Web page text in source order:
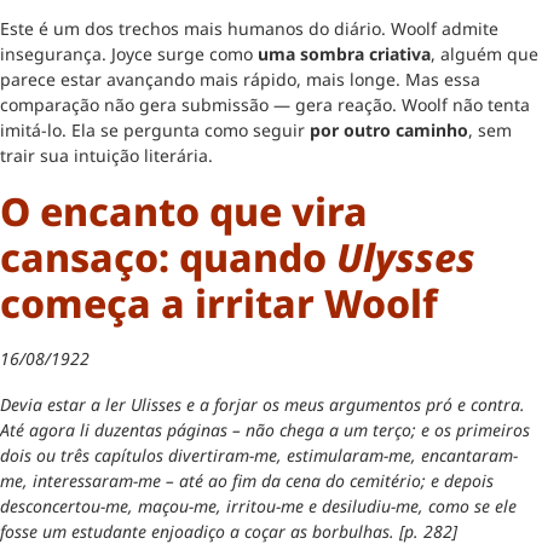
Este é um dos trechos mais humanos do diário. Woolf admite
insegurança. Joyce surge como uma sombra criativa, alguém que
parece estar avançando mais rápido, mais longe. Mas essa
comparação não gera submissão — gera reação. Woolf não tenta
imitá-lo. Ela se pergunta como seguir por outro caminho, sem
trair sua intuição literária.
O encanto que vira
cansaço: quando Ulysses
começa a irritar Woolf
16/08/1922
Devia estar a ler Ulisses e a forjar os meus argumentos pró e contra.
Até agora li duzentas páginas – não chega a um terço; e os primeiros
dois ou três capítulos divertiram-me, estimularam-me, encantaram-
me, interessaram-me – até ao fim da cena do cemitério; e depois
desconcertou-me, maçou-me, irritou-me e desiludiu-me, como se ele
fosse um estudante enjoadiço a coçar as borbulhas. [p. 282]